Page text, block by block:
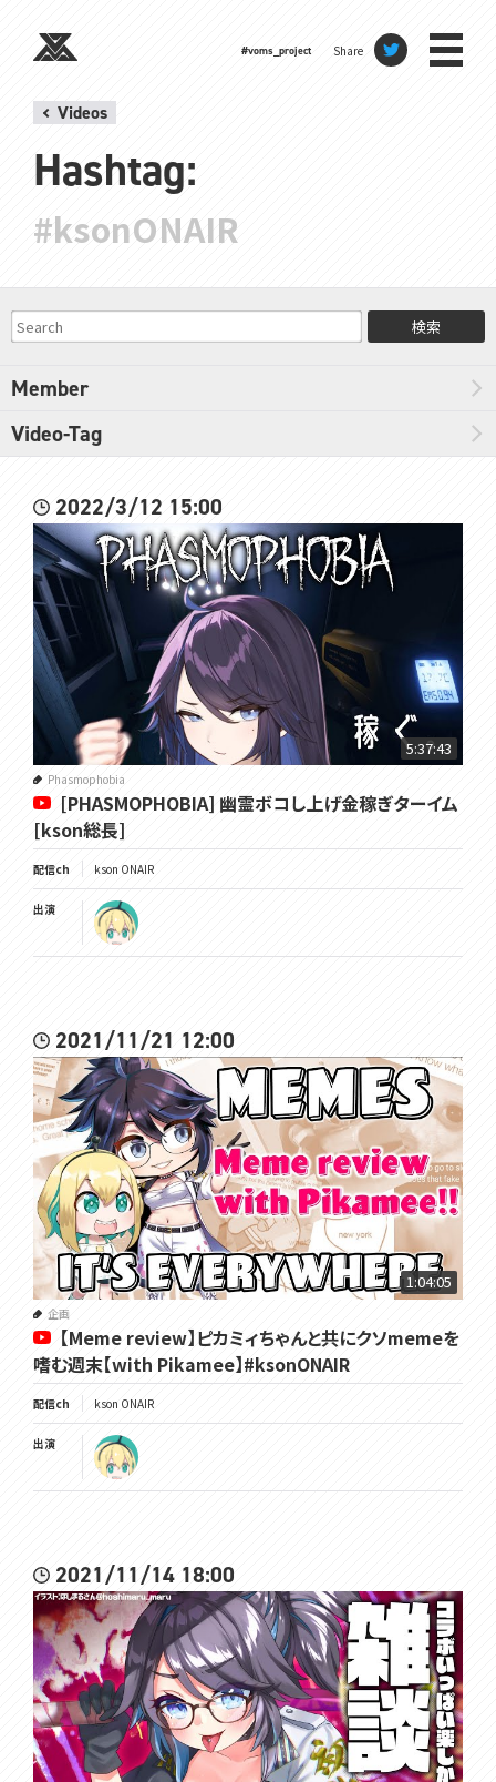
#voms_project Share
Videos
Hashtag:
#ksonONAIR
検索
Member
Video-Tag
2022/3/12 15:00
5:37:43
Phasmophobia
[PHASMOPHOBIA] 幽霊ボコし上げ金稼ぎターイム
[kson総長]
配信ch kson ONAIR
出演
2021/11/21 12:00
1:04:05
企画
【Meme review】ピカミィちゃんと共にクソmemeを
嗜む週末【with Pikamee】#ksonONAIR
配信ch kson ONAIR
出演
2021/11/14 18:00